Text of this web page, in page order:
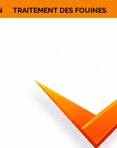
TRAITEMENT DES FOUINES